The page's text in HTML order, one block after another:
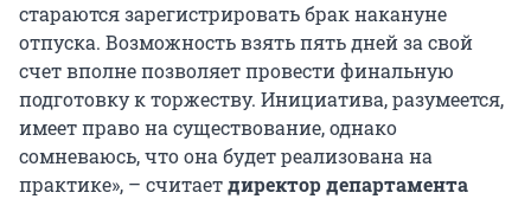
стараются зарегистрировать брак накануне
отпуска. Возможность взять пять дней за свой
счет вполне позволяет провести финальную
подготовку к торжеству. Инициатива, разумеется,
имеет право на существование, однако
сомневаюсь, что она будет реализована на
практике», – считаетдиректор департамента